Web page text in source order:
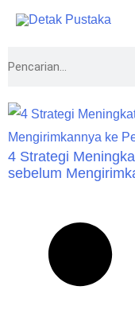
Lewati
4 Strategi
sebelum